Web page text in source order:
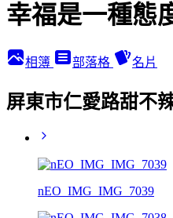
幸福是一種態
相簿 部落格 名片
屏東市仁愛路甜不
nEO_IMG_IMG_7039